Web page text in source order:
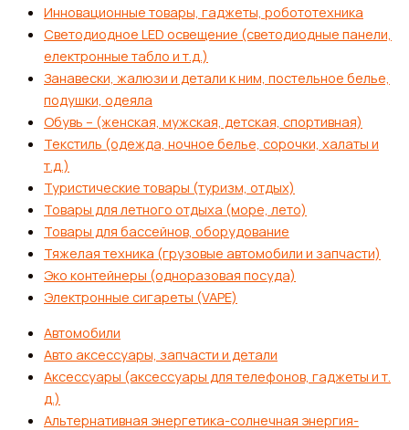
Инновационные товары, гаджеты, робототехника
Светодиодное LED освещение (светодиодные панели,
електронные табло и т.д.)
Занавески, жалюзи и детали к ним, постельное белье,
подушки, одеяла
Обувь – (женская, мужская, детская, спортивная)
Текстиль (одежда, ночное белье, сорочки, халаты и
т.д.)
Туристические товары (туризм, отдых)
Товары для летного отдыха (море, лето)
Товары для бассейнов, оборудование
Тяжелая техника (грузовые автомобили и запчасти)
Эко контейнеры (одноразовая посуда)
Электронные сигареты (VAPE)
Автомобили
Авто аксессуары, запчасти и детали
Аксессуары (аксессуары для телефонов, гаджеты и т.
д.)
Альтернативная энергетика-солнечная энергия-